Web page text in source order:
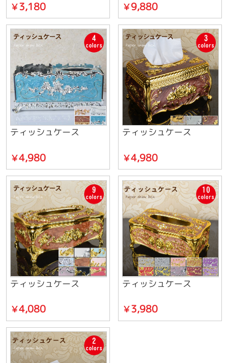
￥3,180 ￥9,880
ティッシュケース
￥4,980
ティッシュケース
￥4,980
ティッシュケース
￥4,080
ティッシュケース
￥3,980